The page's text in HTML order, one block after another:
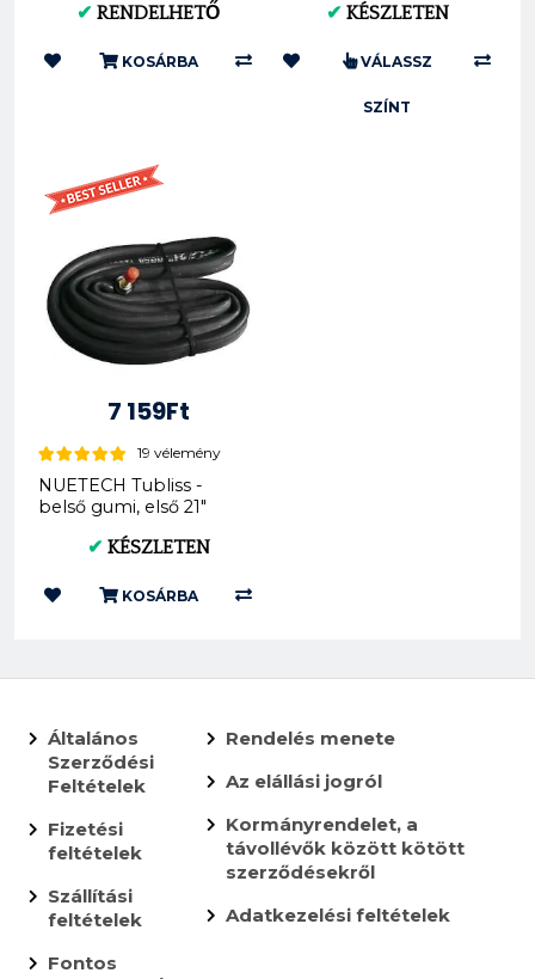
0023930.323)
✔ RENDELHETŐ
KOSÁRBA
✔ KÉSZLETEN
VÁLASSZ
SZÍNT
7 159Ft
19 vélemény
NUETECH Tubliss -
belső gumi, első 21"
✔ KÉSZLETEN
KOSÁRBA
Általános
Szerződési
Feltételek
Fizetési
feltételek
Szállítási
feltételek
Fontos
Rendelés menete
Az elállási jogról
Kormányrendelet, a
távollévők között kötött
szerződésekről
Adatkezelési feltételek